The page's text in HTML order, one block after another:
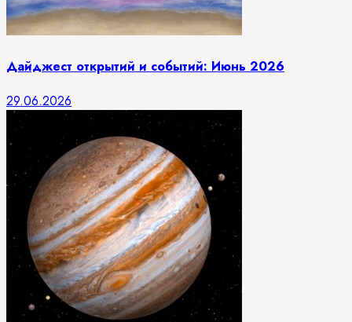
Дайджест открытий и событий: Июнь 2026
29.06.2026